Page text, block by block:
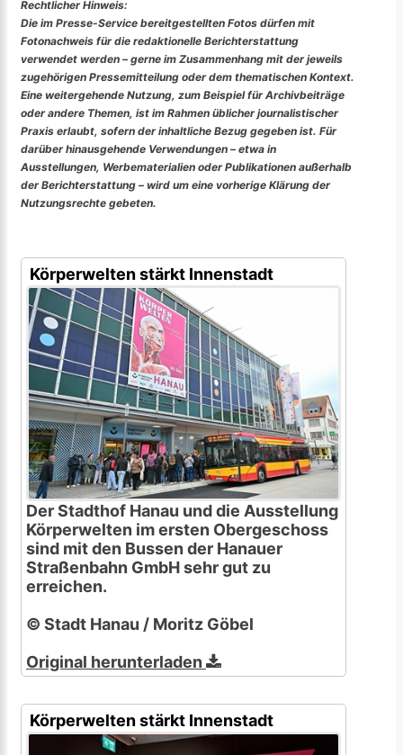
Rechtlicher Hinweis:
Die im Presse-Service bereitgestellten Fotos dürfen mit
Fotonachweis für die redaktionelle Berichterstattung
verwendet werden – gerne im Zusammenhang mit der jeweils
zugehörigen Pressemitteilung oder dem thematischen Kontext.
Eine weitergehende Nutzung, zum Beispiel für Archivbeiträge
oder andere Themen, ist im Rahmen üblicher journalistischer
Praxis erlaubt, sofern der inhaltliche Bezug gegeben ist. Für
darüber hinausgehende Verwendungen – etwa in
Ausstellungen, Werbematerialien oder Publikationen außerhalb
der Berichterstattung – wird um eine vorherige Klärung der
Nutzungsrechte gebeten.
Körperwelten stärkt Innenstadt
Der Stadthof Hanau und die Ausstellung
Körperwelten im ersten Obergeschoss
sind mit den Bussen der Hanauer
Straßenbahn GmbH sehr gut zu
erreichen.
© Stadt Hanau / Moritz Göbel
Original herunterladen
Körperwelten stärkt Innenstadt